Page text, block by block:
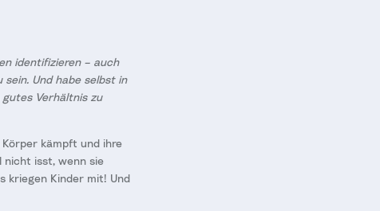
identifizieren – auch
Und habe selbst in
Verhältnis zu
kämpft und ihre
nicht isst, wenn sie
kriegen Kinder mit! Und